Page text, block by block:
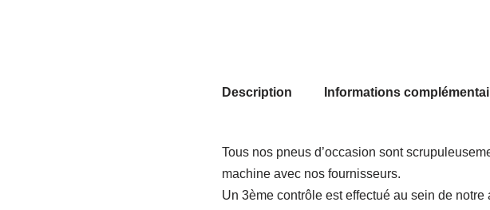
Description Informations
Tous nos pneus d’occasion sont
machine avec nos fournisseurs.
Un 3ème contrôle est effectué au sein de